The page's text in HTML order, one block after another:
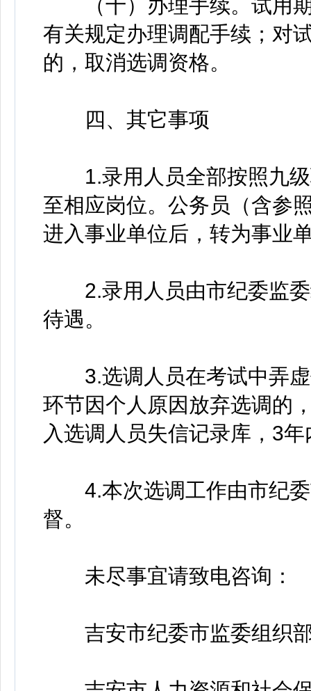
（十）办理手续。试用期
有关规定办理调配手续；对
的，取消选调资格。
四、其它事项
1.录用人员全部按照九级
至相应岗位。公务员（含参
进入事业单位后，转为事业
2.录用人员由市纪委监委
待遇。
3.选调人员在考试中弄虚
环节因个人原因放弃选调的
入选调人员失信记录库，3
4.本次选调工作由市纪委
督。
未尽事宜请致电咨询：
吉安市纪委市监委组织